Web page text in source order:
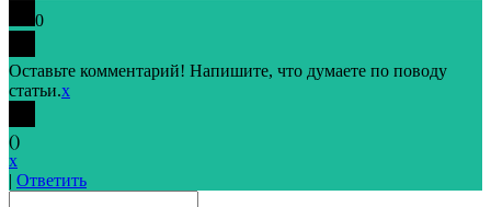
0
Оставьте комментарий! Напишите, что думаете по поводу
статьи.x
()
x
| Ответить